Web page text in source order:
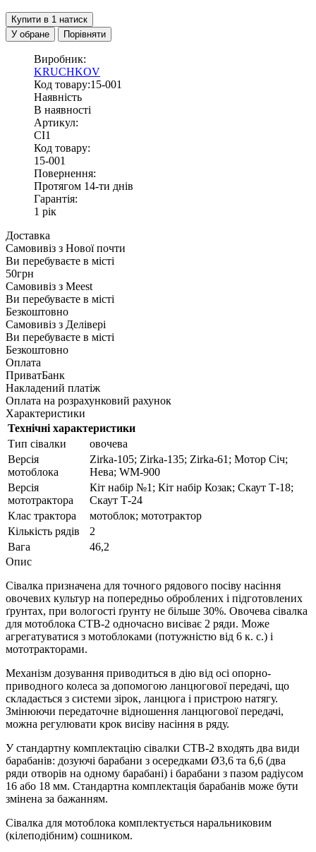
Купити в 1 натиск
У обране
Порівняти
Виробник:
KRUCHKOV
Код товару:15-001
Наявність
В наявності
Артикул:
СІ1
Код товару:
15-001
Повернення:
Протягом 14-ти днів
Гарантія:
1 рік
Доставка
Самовивіз з Нової почти
Ви перебуваєте в місті
50грн
Самовивіз з Meest
Ви перебуваєте в місті
Безкоштовно
Самовивіз з Делівері
Ви перебуваєте в місті
Безкоштовно
Оплата
ПриватБанк
Накладений платіж
Оплата на розрахунковий рахунок
Характеристики
Технічні характеристики
Тип сівалки
овочева
Версія
мотоблока
Zirka-105; Zirka-135; Zirka-61; Мотор Січ;
Нева; WM-900
Версія
мототрактора
Кіт набір №1; Кіт набір Козак; Скаут Т-18;
Скаут Т-24
Клас трактора
мотоблок; мототрактор
Кількість рядів
2
Вага
46,2
Опис
Сівалка призначена для точного рядового посіву насіння
овочевих культур на попередньо оброблених і підготовлених
ґрунтах, при вологості ґрунту не більше 30%. Овочева сівалка
для мотоблока СТВ-2 одночасно висіває 2 ряди. Може
агрегатуватися з мотоблоками (потужністю від 6 к. с.) і
мототракторами.
Механізм дозування приводиться в дію від осі опорно-
приводного колеса за допомогою ланцюгової передачі, що
складається з системи зірок, ланцюга і пристрою натягу.
Змінюючи передаточне відношення ланцюгової передачі,
можна регулювати крок висіву насіння в ряду.
У стандартну комплектацію сівалки СТВ-2 входять два види
барабанів: дозуючі барабани з осередками Ø3,6 та 6,6 (два
ряди отворів на одному барабані) і барабани з пазом радіусом
16 або 18 мм. Стандартна комплектація барабанів може бути
змінена за бажанням.
Сівалка для мотоблока комплектується наральниковим
(кілеподібним) сошником.